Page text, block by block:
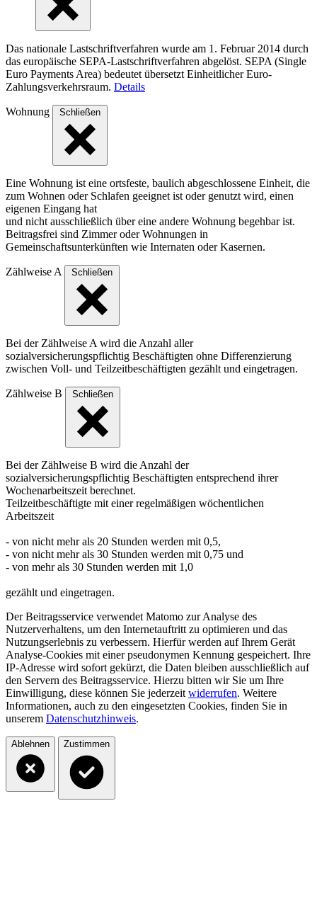
Das nationale Lastschriftverfahren wurde am 1. Februar 2014 durch
das europäische SEPA-Lastschriftverfahren abgelöst. SEPA (Single
Euro Payments Area) bedeutet übersetzt Einheitlicher Euro-
Zahlungsverkehrsraum. Details
Wohnung Schließen
Eine Wohnung ist eine ortsfeste, baulich abgeschlossene Einheit, die
zum Wohnen oder Schlafen geeignet ist oder genutzt wird, einen
eigenen Eingang hat
und nicht ausschließlich über eine andere Wohnung begehbar ist.
Beitragsfrei sind Zimmer oder Wohnungen in
Gemeinschaftsunterkünften wie Internaten oder Kasernen.
Zählweise A Schließen
Bei der Zählweise A wird die Anzahl aller
sozialversicherungspflichtig Beschäftigten ohne Differenzierung
zwischen Voll- und Teilzeitbeschäftigten gezählt und eingetragen.
Zählweise B Schließen
Bei der Zählweise B wird die Anzahl der
sozialversicherungspflichtig Beschäftigten entsprechend ihrer
Wochenarbeitszeit berechnet.
Teilzeitbeschäftigte mit einer regelmäßigen wöchentlichen
Arbeitszeit
- von nicht mehr als 20 Stunden werden mit 0,5,
- von nicht mehr als 30 Stunden werden mit 0,75 und
- von mehr als 30 Stunden werden mit 1,0
gezählt und eingetragen.
Der Beitragsservice verwendet Matomo zur Analyse des
Nutzerverhaltens, um den Internetauftritt zu optimieren und das
Nutzungserlebnis zu verbessern. Hierfür werden auf Ihrem Gerät
Analyse-Cookies mit einer pseudonymen Kennung gespeichert. Ihre
IP-Adresse wird sofort gekürzt, die Daten bleiben ausschließlich auf
den Servern des Beitragsservice. Hierzu bitten wir Sie um Ihre
Einwilligung, diese können Sie jederzeit widerrufen. Weitere
Informationen, auch zu den eingesetzten Cookies, finden Sie in
unserem Datenschutzhinweis.
Ablehnen Zustimmen